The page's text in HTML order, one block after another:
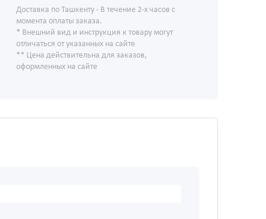
Доставка по Ташкенту - В течение 2-х часов с
момента оплаты заказа.
* Внешний вид и инструкция к товару могут
отличаться от указанных на сайте
** Цена действительна для заказов,
оформленных на сайте